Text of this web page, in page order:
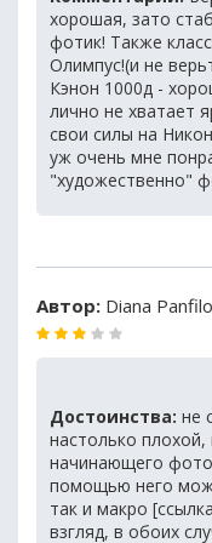
хорошая, зато
фотик! Также
Олимпус!(и не
Кэнон 1000д -
лично не хватает
свои силы на
уж очень мне
"художественно"
Автор: Diana
Достоинства: не
настолько плохой,
начинающего
помощью него
так и макро
взгляд, в обоих